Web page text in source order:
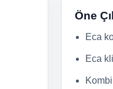
Öne
Eca
Eca